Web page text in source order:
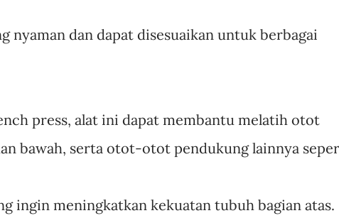
nyaman dan dapat disesuaikan untuk berbagai
press, alat ini dapat membantu melatih otot
bawah, serta otot-otot pendukung lainnya
ingin meningkatkan kekuatan tubuh bagian atas.